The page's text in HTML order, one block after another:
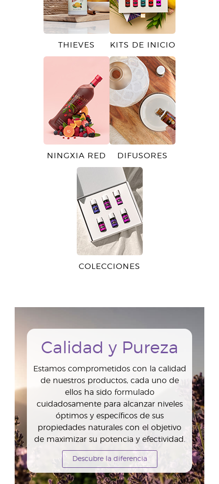
THIEVES KITS DE INICIO
NINGXIA RED DIFUSORES
COLECCIONES
Calidad y Pureza
Estamos comprometidos con la calidad
de nuestros productos, cada uno de
ellos ha sido formulado
cuidadosamente para alcanzar niveles
óptimos y específicos de sus
propiedades naturales con el objetivo
de maximizar su potencia y efectividad.
Descubre la diferencia